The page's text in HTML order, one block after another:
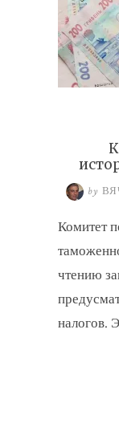
by
Комитет
чтению
налогов.